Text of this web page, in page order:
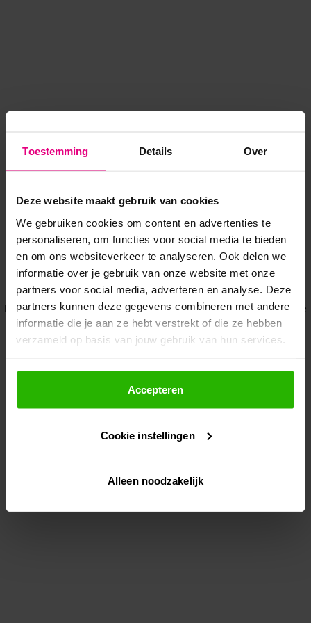
Toestemming Details Over
Deze website maakt gebruik van cookies
We gebruiken cookies om content en advertenties te
personaliseren, om functies voor social media te bieden
en om ons websiteverkeer te analyseren. Ook delen we
informatie over je gebruik van onze website met onze
partners voor social media, adverteren en analyse. Deze
partners kunnen deze gegevens combineren met andere
informatie die je aan ze hebt verstrekt of die ze hebben
verzameld op basis van jouw gebruik van hun services.
Als je op "Accepteer" klikt, dan geef je Voordeeluitjes.nl
toestemming om cookies voor social media en
gepersonaliseerde advertenties te plaatsen.
Lees hier meer over in onsprivacybeleid
Via "Cookie instellingen" kun je ook zelf instellen welke
Accepteren
Cookie instellingen
Alleen noodzakelijk
Application error: a client-side exception has occurred while
loadingwww.voordeeluitjes.nl (see the browser console for more
information).